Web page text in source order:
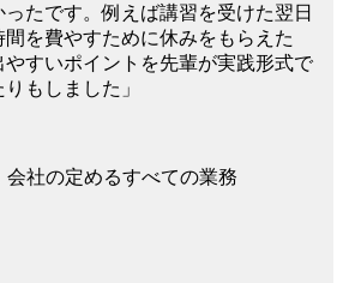
たです。例えば講習を受けた翌日
間を費やすために休みをもらえた
やすいポイントを先輩が実践形式で
もしました」
社の定めるすべての業務